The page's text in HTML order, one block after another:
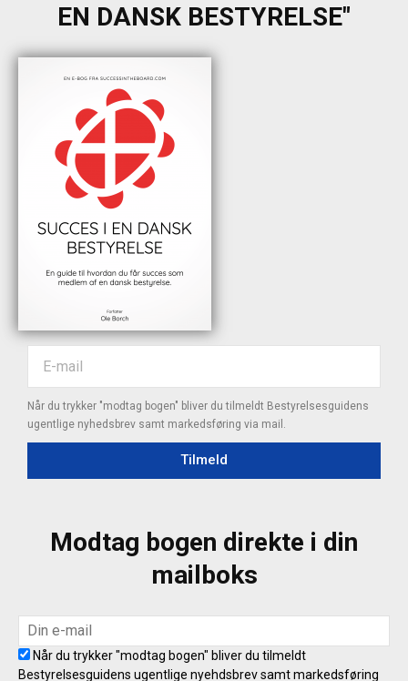
EN DANSK BESTYRELSE"
Når du trykker "modtag bogen" bliver du tilmeldt Bestyrelsesguidens
ugentlige nyhedsbrev samt markedsføring via mail.
Tilmeld
Modtag bogen direkte i din
mailboks
Når du trykker "modtag bogen" bliver du tilmeldt
Bestyrelsesguidens ugentlige nyehdsbrev samt markedsføring